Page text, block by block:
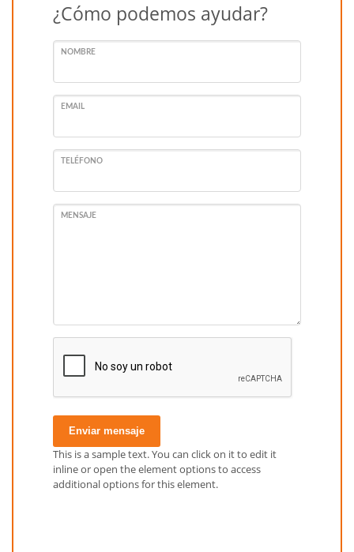
¿Cómo podemos ayudar?
NOMBRE
EMAIL
TELÉFONO
MENSAJE
Enviar mensaje
This is a sample text. You can click on it to edit it
inline or open the element options to access
additional options for this element.